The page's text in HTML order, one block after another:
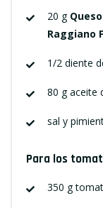
20 g
Raggiano
1/2 diente
80 g aceite
sal y
Para los
350 g